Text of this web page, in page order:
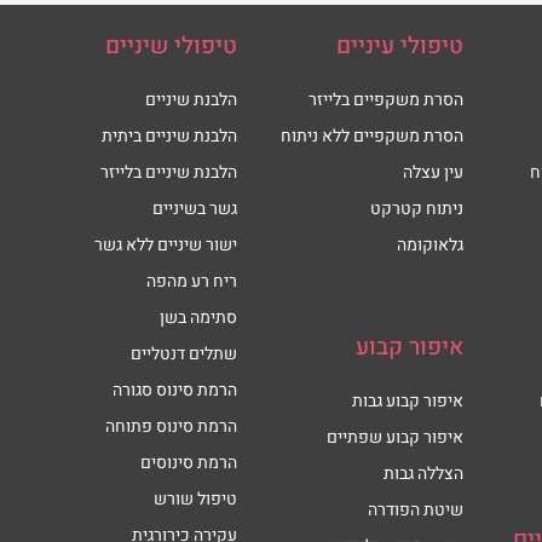
טיפולי עיניים
הסרת משקפיים בלייזר
הסרת משקפיים ללא ניתוח
עין עצלה
ניתוח קטרקט
גלאוקומה
איפור קבוע
איפור קבוע גבות
איפור קבוע שפתיים
הצללה גבות
שיטת הפודרה
טיפולי שיניים
הלבנת שיניים
הלבנת שיניים ביתית
הלבנת שיניים בלייזר
גשר בשיניים
ישור שיניים ללא גשר
ריח רע מהפה
סתימה בשן
שתלים דנטליים
הרמת סינוס סגורה
הרמת סינוס פתוחה
הרמת סינוסים
טיפול שורש
עקירה כירורגית